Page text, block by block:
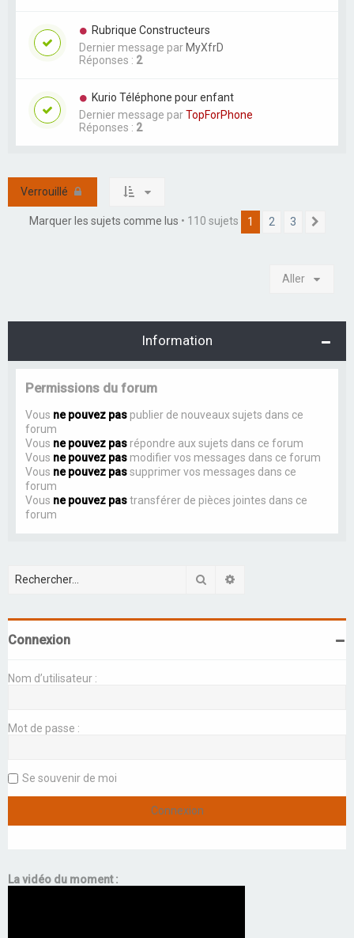
Rubrique Constructeurs
Dernier message parMyXfrD
Réponses : 2
Kurio Téléphone pour enfant
Dernier message parTopForPhone
Réponses : 2
Verrouillé
Marquer les sujets comme lus • 110 sujets 1 2 3
Aller
Information
Permissions du forum
Vous ne pouvez pas publier de nouveaux sujets dans ce
forum
Vous ne pouvez pas répondre aux sujets dans ce forum
Vous ne pouvez pas modifier vos messages dans ce forum
Vous ne pouvez passupprimer vos messages dans ce
forum
Vous ne pouvez pastransférer de pièces jointes dans ce
forum
Rechercher
Connexion
Nom d’utilisateur :
Mot de passe :
Se souvenir de moi
La vidéo du moment :